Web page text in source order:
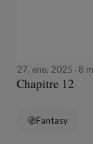
27, ene, 2025 8
Chapitre 12
Fantasy